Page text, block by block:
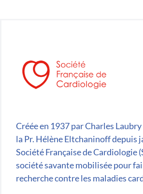
Créée en 1937 par Charles
la Pr. Hélène Eltchaninoff depuis
Société Française de Cardiologie
société savante mobilisée pour
recherche contre les maladies